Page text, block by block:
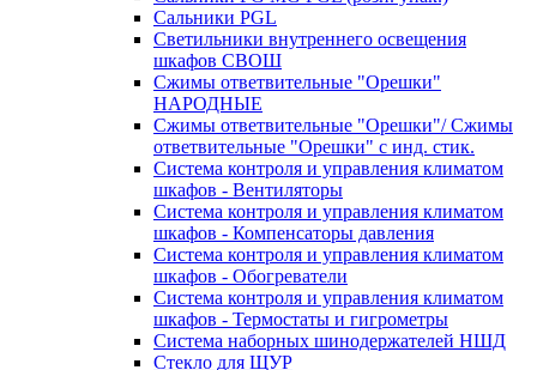
Сальники PGL
Светильники внутреннего освещения
шкафов СВОШ
Сжимы ответвительные "Орешки"
НАРОДНЫЕ
Сжимы ответвительные "Орешки"/ Сжимы
ответвительные "Орешки" с инд. стик.
Система контроля и управления климатом
шкафов - Вентиляторы
Система контроля и управления климатом
шкафов - Компенсаторы давления
Система контроля и управления климатом
шкафов - Обогреватели
Система контроля и управления климатом
шкафов - Термостаты и гигрометры
Система наборных шинодержателей НШД
Стекло для ЩУР